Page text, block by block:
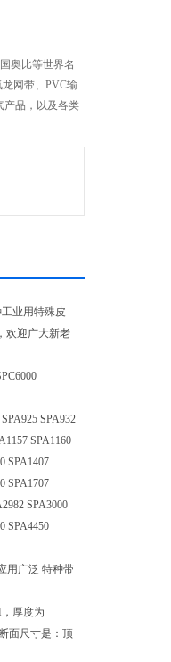
奥比等世界名
网带、PVC输
产品，以及各类
业用特殊皮
欢迎广大新老
SPA932
SPA1160
SPA1407
SPA1707
SPA3000
SPA4450
用广泛 特种带
厚度为
面尺寸是：顶